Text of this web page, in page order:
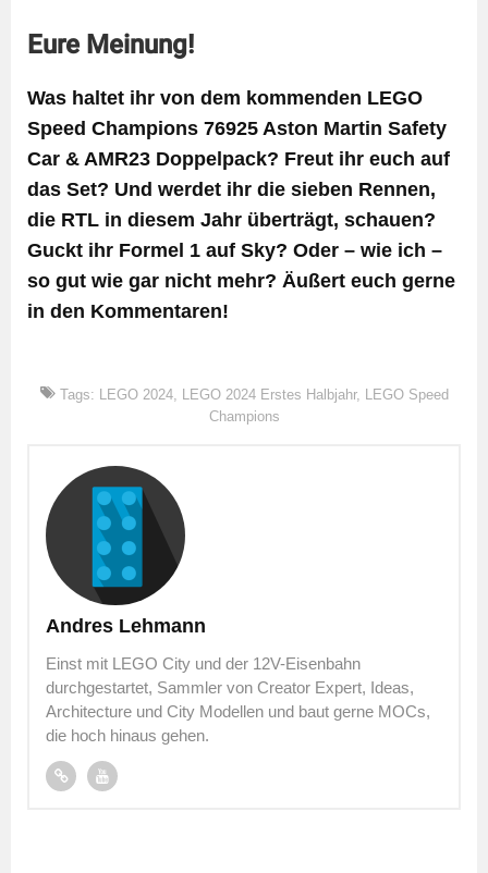
Eure Meinung!
Was haltet ihr von dem kommenden LEGO
Speed Champions 76925 Aston Martin Safety
Car & AMR23 Doppelpack? Freut ihr euch auf
das Set? Und werdet ihr die sieben Rennen,
die RTL in diesem Jahr überträgt, schauen?
Guckt ihr Formel 1 auf Sky? Oder – wie ich –
so gut wie gar nicht mehr? Äußert euch gerne
in den Kommentaren!
Tags: LEGO 2024, LEGO 2024 Erstes Halbjahr, LEGO Speed
Champions
Andres Lehmann
Einst mit LEGO City und der 12V-Eisenbahn
durchgestartet, Sammler von Creator Expert, Ideas,
Architecture und City Modellen und baut gerne MOCs,
die hoch hinaus gehen.